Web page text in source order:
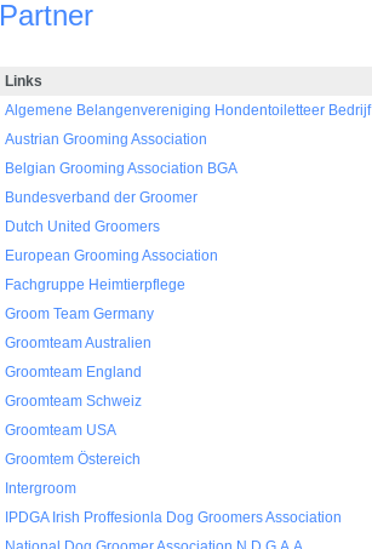
Partner
Links
Algemene Belangenvereniging Hondentoiletteer Bedrijf
Austrian Grooming Association
Belgian Grooming Association BGA
Bundesverband der Groomer
Dutch United Groomers
European Grooming Association
Fachgruppe Heimtierpflege
Groom Team Germany
Groomteam Australien
Groomteam England
Groomteam Schweiz
Groomteam USA
Groomtem Östereich
Intergroom
IPDGA Irish Proffesionla Dog Groomers Association